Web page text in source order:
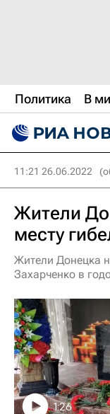
Политика В
11:21 26.06.2022
Жители
месту
Жители Донецка
Захарченко в
1:26